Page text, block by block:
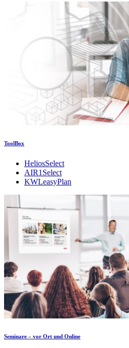
ToolBox
HeliosSelect
AIR1Select
KWLeasyPlan
Seminare – vor Ort und Online